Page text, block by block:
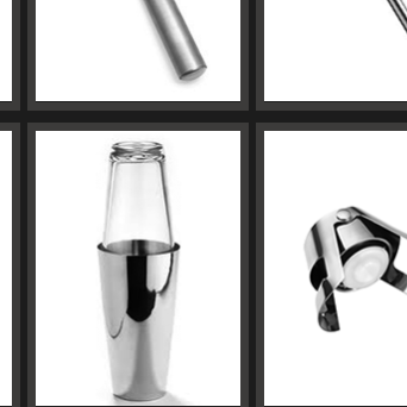
BARO KOŠTUVAS BARO PEILIS